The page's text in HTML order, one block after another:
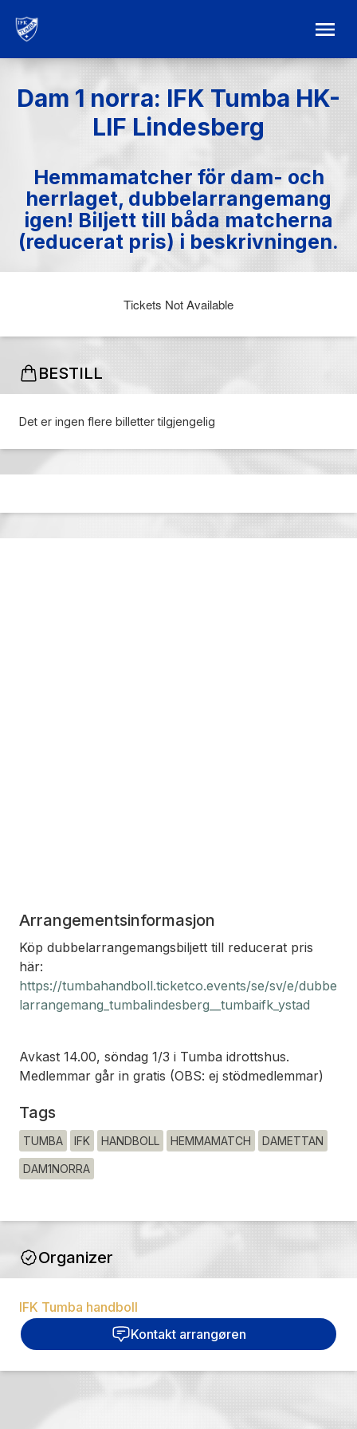
Dam 1 norra: IFK Tumba HK-
LIF Lindesberg
Hemmamatcher för dam- och
herrlaget, dubbelarrangemang
igen! Biljett till båda matcherna
(reducerat pris) i beskrivningen.
Tickets Not Available
BESTILL
Det er ingen flere billetter tilgjengelig
Arrangementsinformasjon
Köp dubbelarrangemangsbiljett till reducerat pris
här:
https://tumbahandboll.ticketco.events/se/sv/e/dubbe
larrangemang_tumbalindesberg__tumbaifk_ystad
Avkast 14.00, söndag 1/3 i Tumba idrottshus.
Medlemmar går in gratis (OBS: ej stödmedlemmar)
Tags
TUMBA IFK HANDBOLL HEMMAMATCH DAMETTAN
DAM1NORRA
Organizer
IFK Tumba handboll
Kontakt arrangøren